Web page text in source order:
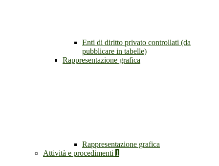
Enti di diritto privato controllati (da
pubblicare in tabelle)
Rappresentazione grafica
Rappresentazione grafica
Attività e procedimenti 1